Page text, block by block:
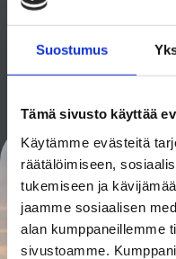
Suostumus
Tämä sivusto käyttää
Käytämme evästeitä
räätälöimiseen,
tukemiseen ja
jaamme sosiaalisen
alan kumppaneillemme
sivustoamme.
Ota
Ota yhteyttä meihin jo
valitsemaan juuri